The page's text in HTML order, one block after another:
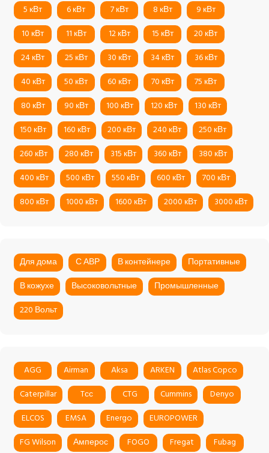
5 кВт 6 кВт 7 кВт 8 кВт
9 кВт
10 кВт
11 кВт 12 кВт 15 кВт
20 кВт
24 кВт
25 кВт 30 кВт 34 кВт
36 кВт
40 кВт
50 кВт 60 кВт 70 кВт
75 кВт
80 кВт
90 кВт 100 кВт 120 кВт
130 кВт
150 кВт
160 кВт 200 кВт 240 кВт
250 кВт
260 кВт
280 кВт 315 кВт 360 кВт
380 кВт
400 кВт
500 кВт 550 кВт 600 кВт
700 кВт
800 кВт
1000 кВт 1600 кВт 2000 кВт 3000 кВт
Для дома С АВР В контейнере
Портативные
В кожухе
Высоковольтные
Промышленные
220 Вольт
AGG Airman Aksa ARKEN
Atlas Copco
Caterpillar
Tсс CTG Cummins
Denyo
ELCOS
EMSA Energo
EUROPOWER
FG Wilson
Амперос FOGO Fregat
Fubag